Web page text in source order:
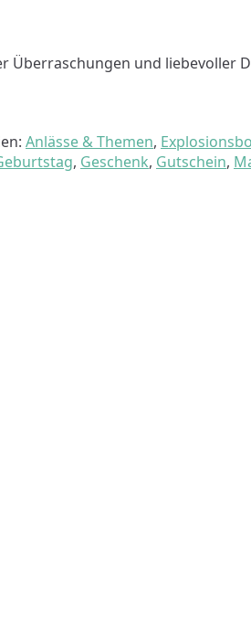
Überraschungen und liebevoller
Anlässe & Themen,
, Geschenk, Gutschein,